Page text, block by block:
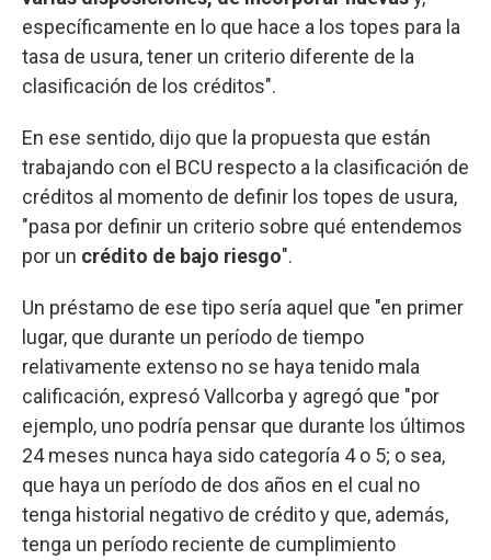
específicamente en lo que hace a los topes para la
tasa de usura, tener un criterio diferente de la
clasificación de los créditos".
En ese sentido, dijo que la propuesta que están
trabajando con el BCU respecto a la clasificación de
créditos al momento de definir los topes de usura,
"pasa por definir un criterio sobre qué entendemos
por un crédito de bajo riesgo".
Un préstamo de ese tipo sería aquel que "en primer
lugar, que durante un período de tiempo
relativamente extenso no se haya tenido mala
calificación, expresó Vallcorba y agregó que "por
ejemplo, uno podría pensar que durante los últimos
24 meses nunca haya sido categoría 4 o 5; o sea,
que haya un período de dos años en el cual no
tenga historial negativo de crédito y que, además,
tenga un período reciente de cumplimiento